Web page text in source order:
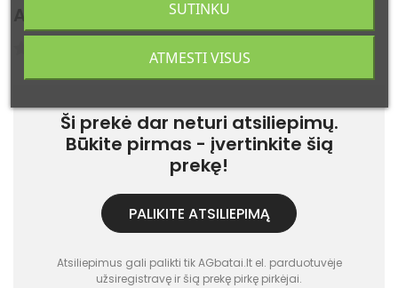
Atsiliepimų: 0
Ši prekė dar neturi atsiliepimų.
Būkite pirmas - įvertinkite šią
prekę!
PALIKITE ATSILIEPIMĄ
Atsiliepimus gali palikti tik AGbatai.lt el. parduotuvėje
užsiregistravę ir šią prekę pirkę pirkėjai.
ATMESTI VISUS
SUTINKU